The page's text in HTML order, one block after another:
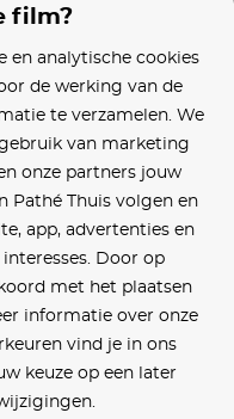
film?
en analytische cookies
de werking van de
te verzamelen. We
van marketing
onze partners jouw
Pathé Thuis volgen en
app, advertenties en
Door op
met het plaatsen
informatie over onze
vind je in ons
keuze op een later